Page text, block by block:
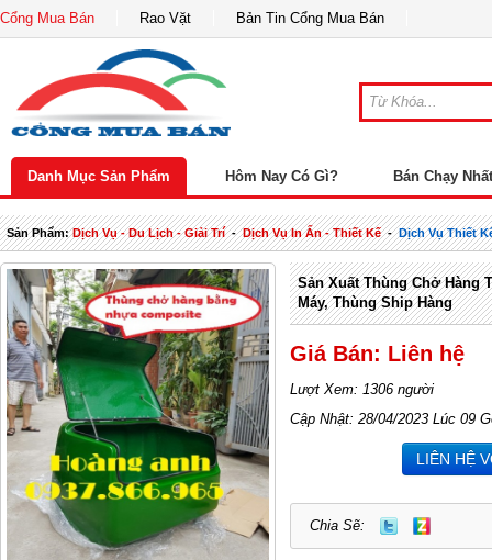
Cổng Mua Bán Rao Vặt Bản Tin Cổng Mua Bán
Danh Mục Sản Phẩm Hôm Nay Có Gì? Bán Chạy Nhất
Sản Phẩm:Dịch Vụ - Du Lịch - Giải Trí-Dịch Vụ In Ấn - Thiết Kế-Dịch Vụ Thiết
Sản Xuất Thùng Chở Hàng
Máy, Thùng Ship Hàng
Giá Bán: Liên hệ
Lượt Xem: 1306 người
Cập Nhật: 28/04/2023 Lúc 09
LIÊN HỆ
Chia Sẽ: